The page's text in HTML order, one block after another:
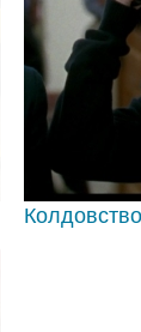
Колдовство